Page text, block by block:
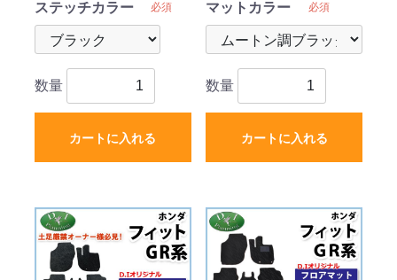
ステッチカラー 必須
数量
カートに入れる
マットカラー 必須
数量
カートに入れる